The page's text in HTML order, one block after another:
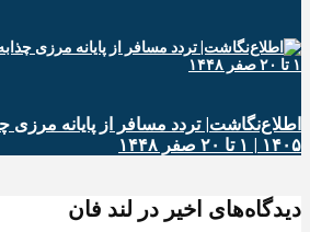
۱۴۰۵ | ۱ تا ۲۰ صفر ۱۴۴۸
دیدگاه‌های اخیر در لند فان